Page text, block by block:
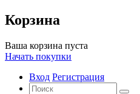
Корзина
Ваша корзина пуста
Начать покупки
Вход Регистрация